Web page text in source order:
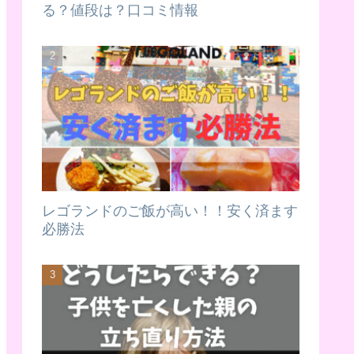
る？値段は？口コミ情報
レゴランドのご飯が高い！！安く済ます
必勝法